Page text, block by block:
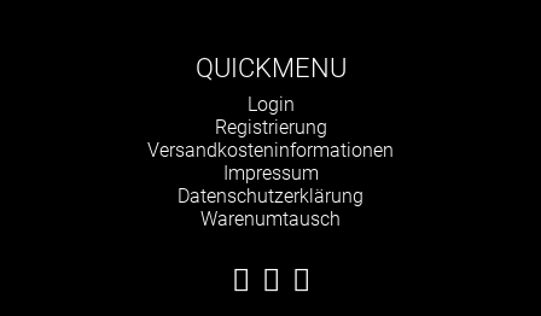
QUICKMENU
Navigation
überspringen
Login
Registrierung
Versandkosteninformationen
Impressum
Datenschutzerklärung
Warenumtausch